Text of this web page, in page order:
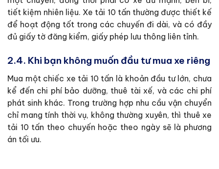
tiết kiệm nhiên liệu. Xe tải 10 tấn thường được thiết kế
để hoạt động tốt trong các chuyến đi dài, và có đầy
đủ giấy tờ đăng kiểm, giấy phép lưu thông liên tỉnh.
2.4. Khi bạn không muốn đầu tư mua xe riêng
Mua một chiếc xe tải 10 tấn là khoản đầu tư lớn, chưa
kể đến chi phí bảo dưỡng, thuê tài xế, và các chi phí
phát sinh khác. Trong trường hợp nhu cầu vận chuyển
chỉ mang tính thời vụ, không thường xuyên, thì thuê xe
tải 10 tấn theo chuyến hoặc theo ngày sẽ là phương
án tối ưu.